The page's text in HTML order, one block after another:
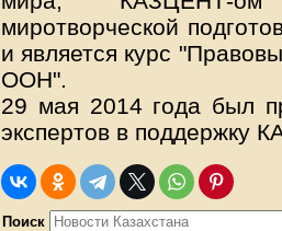
миротворческой
и является курс
ООН".
29 мая 2014 года был
экспертов в поддержку
Поиск